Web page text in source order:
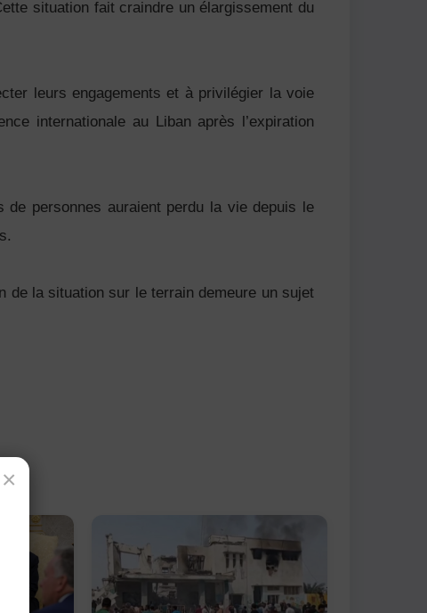
situation fait craindre un élargissement du
leurs engagements et à privilégier la voie
internationale au Liban après l’expiration
de personnes auraient perdu la vie depuis le
de la situation sur le terrain demeure un sujet
×